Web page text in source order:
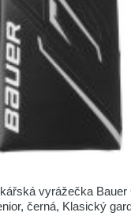
vyrážečka Bauer
černá, Klasický